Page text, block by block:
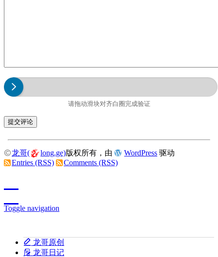
请拖动滑块对齐白圈完成验证
龙哥( long.ge)版权所有，由 WordPress 驱动
Entries (RSS)
Comments (RSS)
Toggle navigation
龙哥原创
龙哥日记